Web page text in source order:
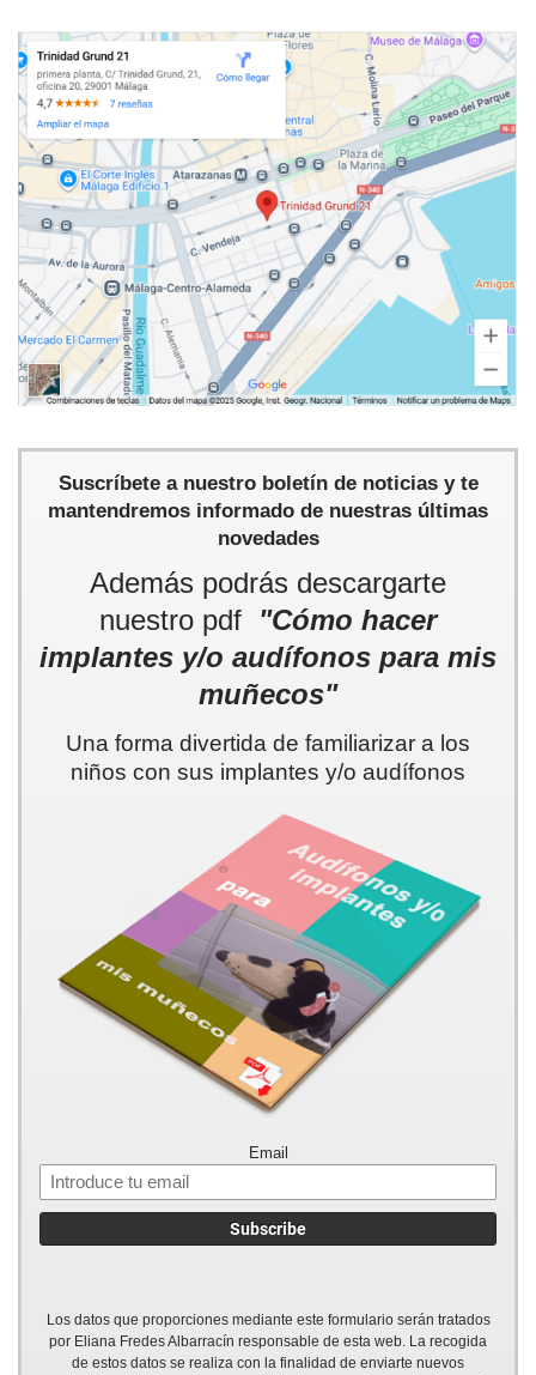
Suscríbete a nuestro boletín de noticias y te
mantendremos informado de nuestras últimas
novedades
Además podrás descargarte
nuestro pdf "Cómo hacer
implantes y/o audífonos para mis
muñecos"
Una forma divertida de familiarizar a los
niños con sus implantes y/o audífonos
Email
Los datos que proporciones mediante este formulario serán tratados
por Eliana Fredes Albarracín responsable de esta web. La recogida
de estos datos se realiza con la finalidad de enviarte nuevos